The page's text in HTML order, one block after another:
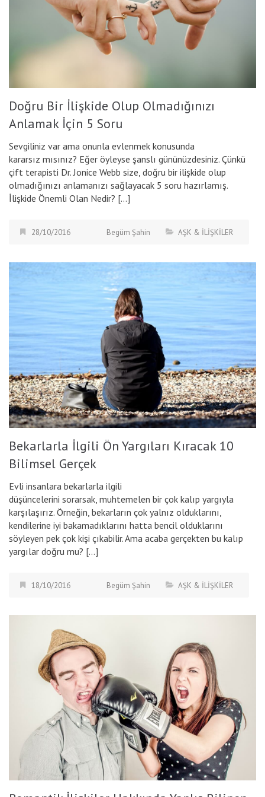
Doğru Bir İlişkide Olup Olmadığınızı
Anlamak İçin 5 Soru
Sevgiliniz var ama onunla evlenmek konusunda
kararsız mısınız? Eğer öyleyse şanslı gününüzdesiniz. Çünkü
çift terapisti Dr. Jonice Webb size, doğru bir ilişkide olup
olmadığınızı anlamanızı sağlayacak 5 soru hazırlamış.
İlişkide Önemli Olan Nedir? […]
28/10/2016 Begüm Şahin AŞK & İLİŞKİLER
Bekarlarla İlgili Ön Yargıları Kıracak 10
Bilimsel Gerçek
Evli insanlara bekarlarla ilgili
düşüncelerini sorarsak, muhtemelen bir çok kalıp yargıyla
karşılaşırız. Örneğin, bekarların çok yalnız olduklarını,
kendilerine iyi bakamadıklarını hatta bencil olduklarını
söyleyen pek çok kişi çıkabilir. Ama acaba gerçekten bu kalıp
yargılar doğru mu? […]
18/10/2016 Begüm Şahin AŞK & İLİŞKİLER